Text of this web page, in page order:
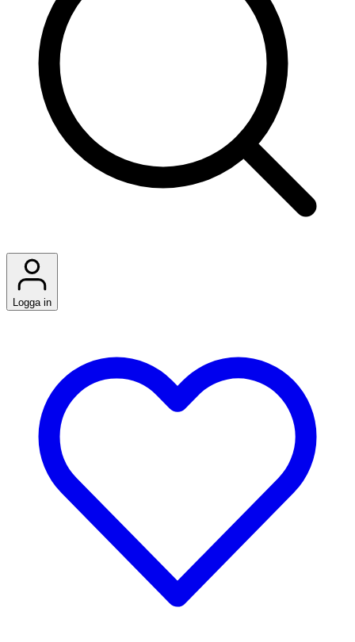
Logga in